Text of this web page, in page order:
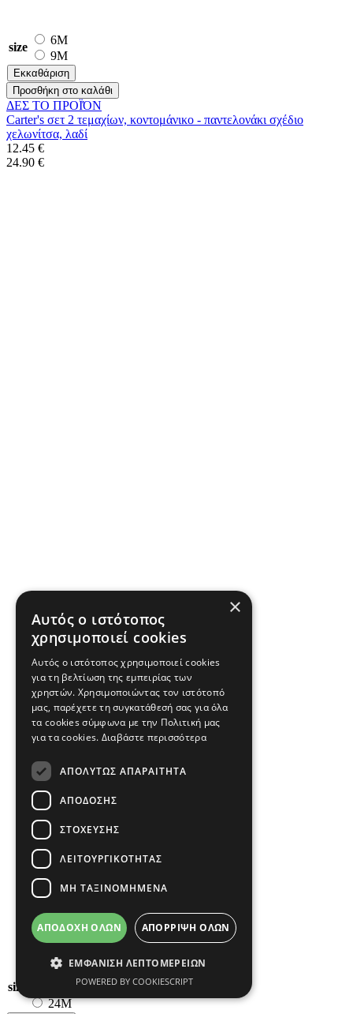
size
6M
9M
Εκκαθάριση
Προσθήκη στο καλάθι
ΔΕΣ ΤO ΠΡΟΪΌΝ
Carter's σετ 2 τεμαχίων, κοντομάνικο - παντελονάκι σχέδιο
χελωνίτσα, λαδί
12.45 €
24.90 €
size
12M
24M
×
Αυτός ο ιστότοπος
χρησιμοποιεί cookies
Αυτός ο ιστότοπος χρησιμοποιεί cookies
για τη βελτίωση της εμπειρίας των
χρηστών. Χρησιμοποιώντας τον ιστότοπό
μας, παρέχετε τη συγκατάθεσή σας για όλα
τα cookies σύμφωνα με την Πολιτική μας
για τα cookies. Διαβάστε περισσότερα
ΑΠΟΛΎΤΩΣ ΑΠΑΡΑΊΤΗΤΑ
ΑΠΌΔΟΣΗΣ
ΣΤΌΧΕΥΣΗΣ
ΛΕΙΤΟΥΡΓΙΚΌΤΗΤΑΣ
ΜΗ ΤΑΞΙΝΟΜΗΜΈΝΑ
ΑΠΟΔΟΧΉ ΌΛΩΝ ΑΠΌΡΡΙΨΗ ΌΛΩΝ
ΕΜΦΆΝΙΣΗ ΛΕΠΤΟΜΕΡΕΙΏΝ
POWERED BY COOKIESCRIPT